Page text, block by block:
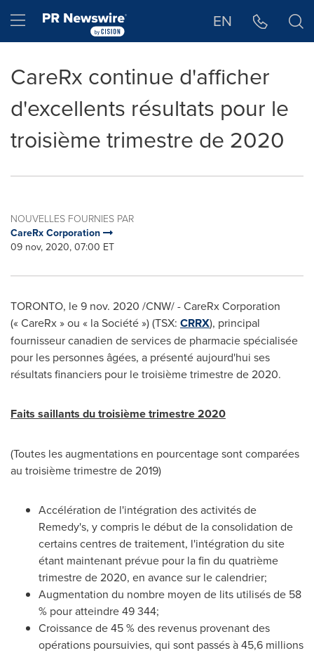
Hamburger menu EN
CareRx continue d'afficher
d'excellents résultats pour le
troisième trimestre de 2020
NOUVELLES FOURNIES PAR
CareRx Corporation
09 nov, 2020, 07:00 ET
TORONTO, le 9 nov. 2020 /CNW/ - CareRx Corporation
(« CareRx » ou « la Société ») (TSX: CRRX), principal
fournisseur canadien de services de pharmacie spécialisée
pour les personnes âgées, a présenté aujourd'hui ses
résultats financiers pour le troisième trimestre de 2020.
Faits saillants du troisième trimestre 2020
(Toutes les augmentations en pourcentage sont comparées
au troisième trimestre de 2019)
Accélération de l'intégration des activités de
Remedy's, y compris le début de la consolidation de
certains centres de traitement, l'intégration du site
étant maintenant prévue pour la fin du quatrième
trimestre de 2020, en avance sur le calendrier;
Augmentation du nombre moyen de lits utilisés de 58
% pour atteindre 49 344;
Croissance de 45 % des revenus provenant des
opérations poursuivies, qui sont passés à 45,6 millions